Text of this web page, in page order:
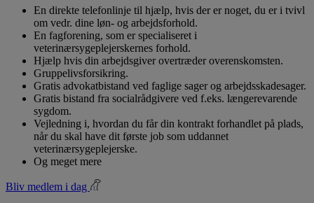
En direkte telefonlinje til hjælp, hvis der er noget, du er i tvivl
om vedr. dine løn- og arbejdsforhold.
En fagforening, som er specialiseret i
veterinærsygeplejerskernes forhold.
Hjælp hvis din arbejdsgiver overtræder overenskomsten.
Gruppelivsforsikring.
Gratis advokatbistand ved faglige sager og arbejdsskadesager.
Gratis bistand fra socialrådgivere ved f.eks. længerevarende
sygdom.
Vejledning i, hvordan du får din kontrakt forhandlet på plads,
når du skal have dit første job som uddannet
veterinærsygeplejerske.
Og meget mere
Bliv medlem i dag